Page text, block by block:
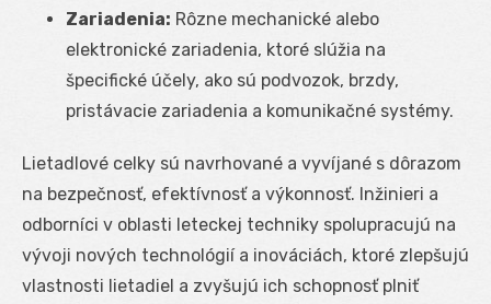
Zariadenia: Rôzne mechanické alebo
elektronické zariadenia, ktoré slúžia na
špecifické účely, ako sú podvozok, brzdy,
pristávacie zariadenia a komunikačné systémy.
Lietadlové celky sú navrhované a vyvíjané s dôrazom
na bezpečnosť, efektívnosť a výkonnosť. Inžinieri a
odborníci v oblasti leteckej techniky spolupracujú na
vývoji nových technológií a inováciách, ktoré zlepšujú
vlastnosti lietadiel a zvyšujú ich schopnosť plniť